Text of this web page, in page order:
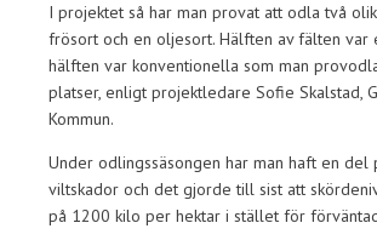
I projektet så har man provat att odla två
frösort och en oljesort. Hälften av fälten var
hälften var konventionella som man
platser, enligt projektledare Sofie Skalstad,
Kommun.
Under odlingssäsongen har man haft en del
viltskador och det gjorde till sist att
på 1200 kilo per hektar i stället för